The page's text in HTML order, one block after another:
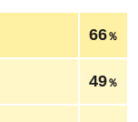
66％
49％